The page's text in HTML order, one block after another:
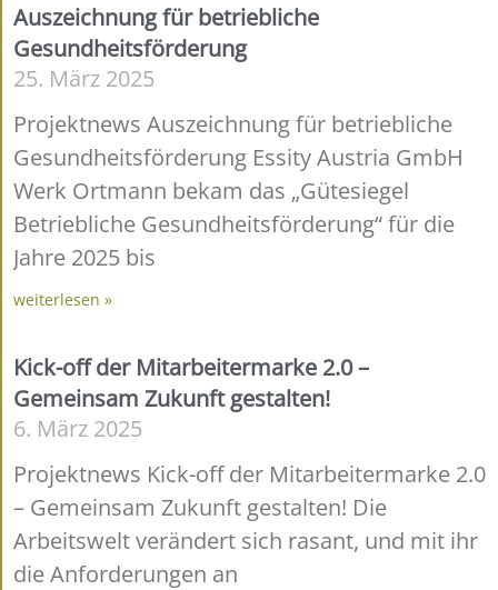
Auszeichnung für betriebliche
Gesundheitsförderung
25. März 2025
Projektnews Auszeichnung für betriebliche
Gesundheitsförderung Essity Austria GmbH
Werk Ortmann bekam das „Gütesiegel
Betriebliche Gesundheitsförderung“ für die
Jahre 2025 bis
weiterlesen »
Kick-off der Mitarbeitermarke 2.0 –
Gemeinsam Zukunft gestalten!
6. März 2025
Projektnews Kick-off der Mitarbeitermarke 2.0
– Gemeinsam Zukunft gestalten! Die
Arbeitswelt verändert sich rasant, und mit ihr
die Anforderungen an